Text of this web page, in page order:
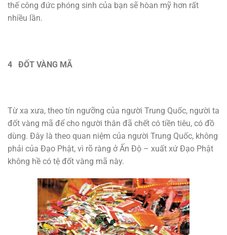
thế công đức phóng sinh của bạn sẽ hòan mỹ hơn rất
nhiều lần.
4 ĐỐT VÀNG MÃ
Từ xa xưa, theo tín ngưỡng của người Trung Quốc, người ta
đốt vàng mã để cho người thân đã chết có tiền tiêu, có đồ
dùng. Đây là theo quan niệm của người Trung Quốc, không
phải của Đạo Phật, vì rõ ràng ở Ấn Độ – xuất xứ Đạo Phật
không hề có tệ đốt vàng mã này.